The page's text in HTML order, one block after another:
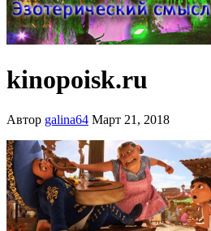
kinopoisk.ru
Автор galina64 Март 21, 2018